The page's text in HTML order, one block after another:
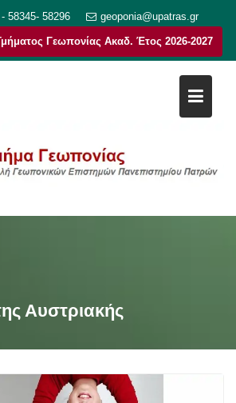
58345- 58296 geoponia@upatras.gr
Γεωπονίας Ακαδ. Έτος 2026-2027
Αυστριακής